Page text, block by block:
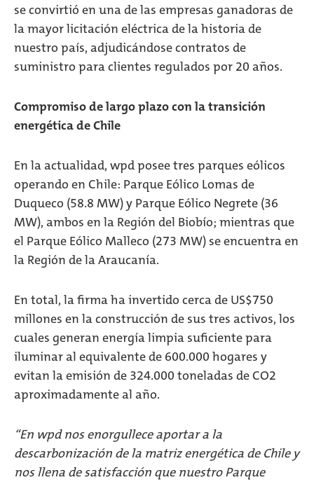
se convirtió en una de las empresas ganadoras de
la mayor licitación eléctrica de la historia de
nuestro país, adjudicándose contratos de
suministro para clientes regulados por 20 años.
Compromiso de largo plazo con la transición
energética de Chile
En la actualidad, wpd posee tres parques eólicos
operando en Chile: Parque Eólico Lomas de
Duqueco (58.8 MW) y Parque Eólico Negrete (36
MW), ambos en la Región del Biobío; mientras que
el Parque Eólico Malleco (273 MW) se encuentra en
la Región de la Araucanía.
En total, la firma ha invertido cerca de US$750
millones en la construcción de sus tres activos, los
cuales generan energía limpia suficiente para
iluminar al equivalente de 600.000 hogares y
evitan la emisión de 324.000 toneladas de CO2
aproximadamente al año.
“En wpd nos enorgullece aportar a la
descarbonización de la matriz energética de Chile y
nos llena de satisfacción que nuestro Parque